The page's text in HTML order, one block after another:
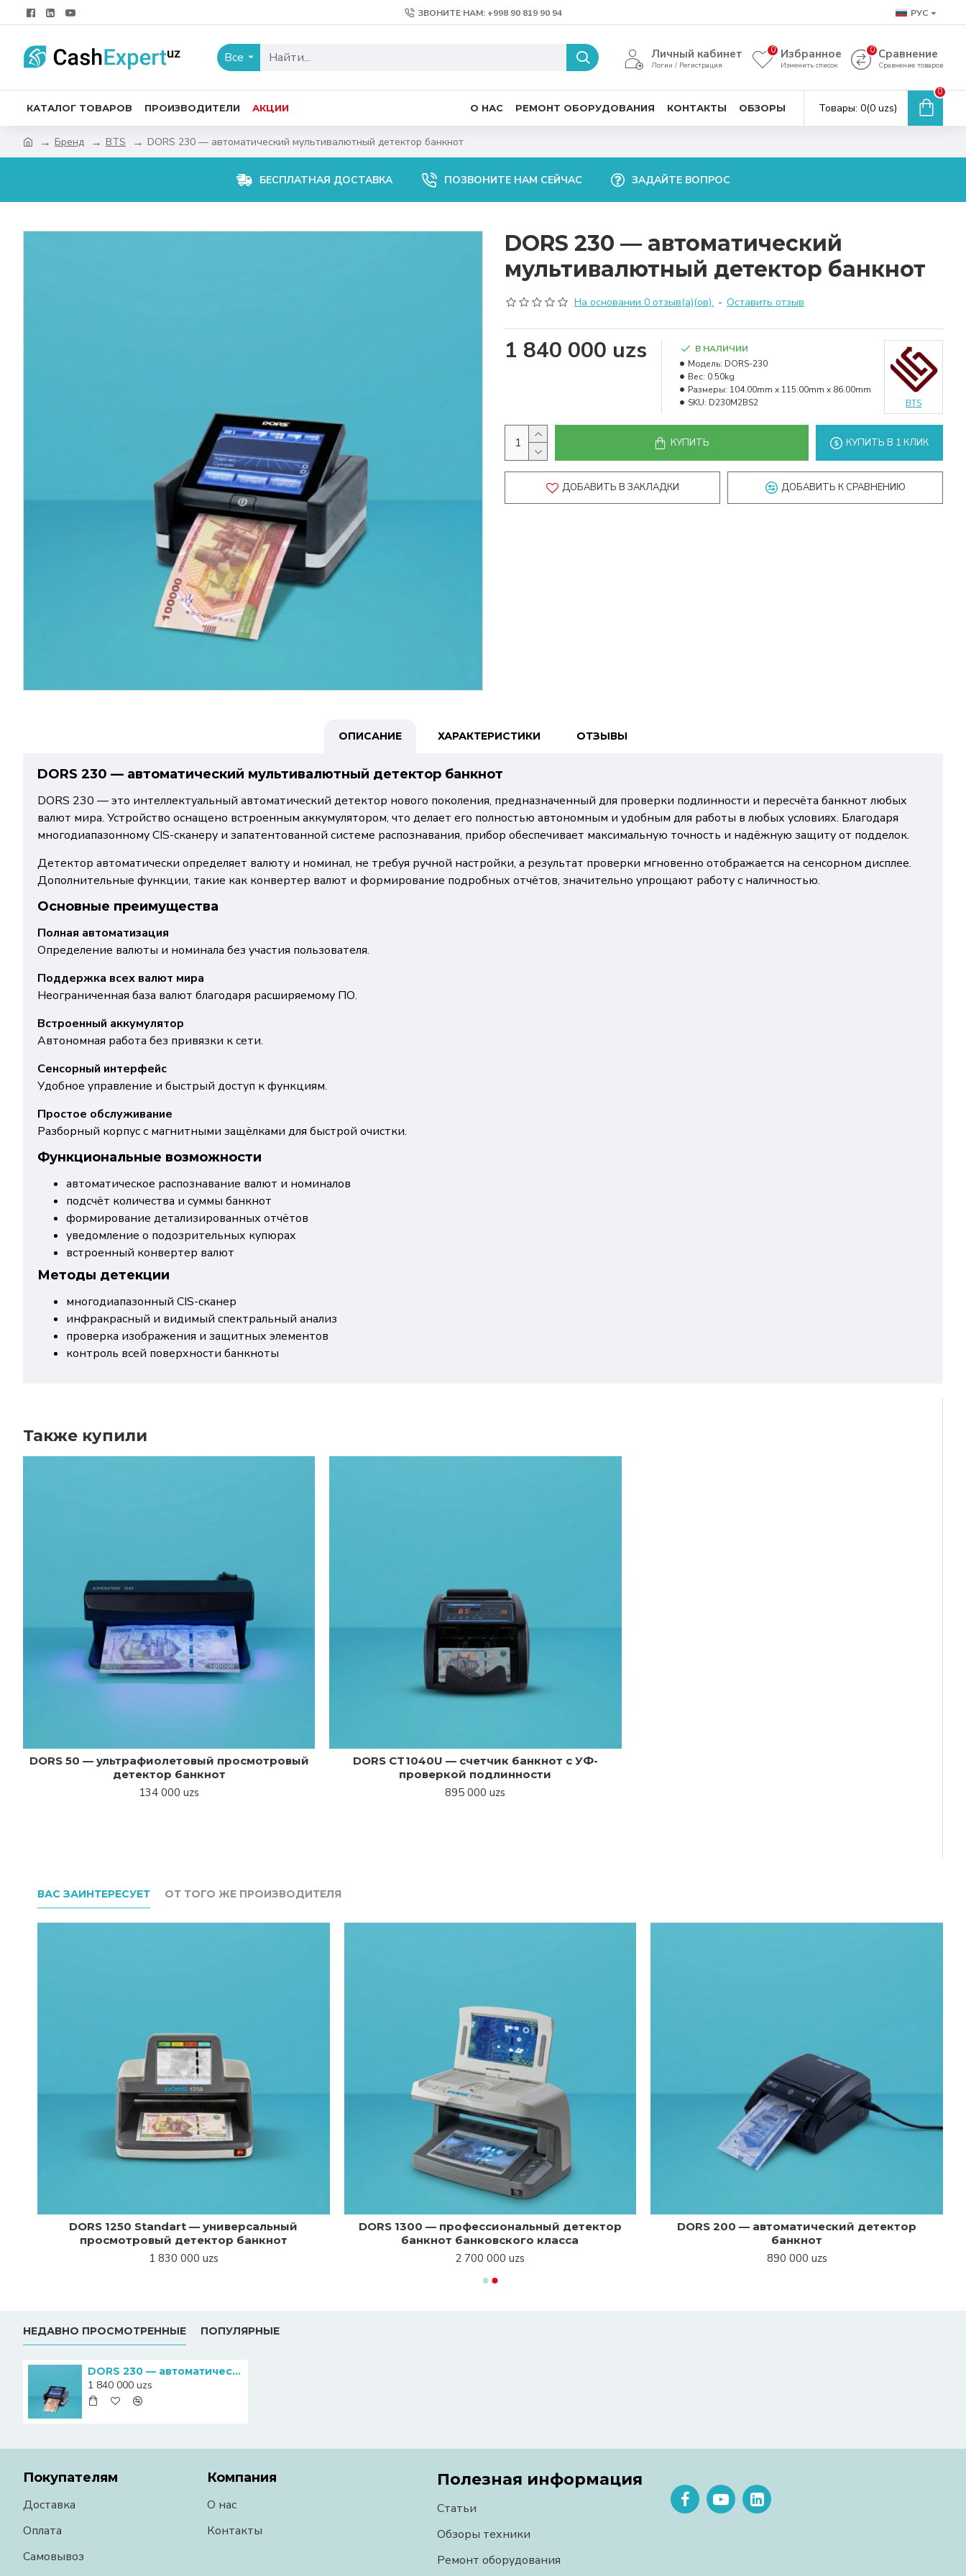
ЗВОНИТЕ НАМ: +998 90 819 90 94 РУС
Все Личный кабинет
Логин / Регистрация
Избранное
Изменить список
0 Сравнение
Сравнение товаров
0
КАТАЛОГ ТОВАРОВ ПРОИЗВОДИТЕЛИ АКЦИИ О НАС РЕМОНТ ОБОРУДОВАНИЯ КОНТАКТЫ ОБЗОРЫ Товары: 0(0 uzs)
0
Бренд BTS DORS 230 — автоматический мультивалютный детектор банкнот
БЕСПЛАТНАЯ ДОСТАВКА ПОЗВОНИТЕ НАМ СЕЙЧАС ЗАДАЙТЕ ВОПРОС
DORS 230 — автоматический
мультивалютный детектор банкнот
На основании 0 отзыв(а)(ов). - Оставить отзыв
1 840 000 uzs
В НАЛИЧИИ
Модель: DORS-230
Вес: 0.50kg
Размеры: 104.00mm x 115.00mm x 86.00mm
SKU: D230M2BS2 BTS
КУПИТЬ КУПИТЬ В 1 КЛИК
ДОБАВИТЬ В ЗАКЛАДКИ ДОБАВИТЬ К СРАВНЕНИЮ
ОПИСАНИЕ ХАРАКТЕРИСТИКИ ОТЗЫВЫ
DORS 230 — автоматический мультивалютный детектор банкнот
DORS 230 — это интеллектуальный автоматический детектор нового поколения, предназначенный для проверки подлинности и пересчёта банкнот любых
валют мира. Устройство оснащено встроенным аккумулятором, что делает его полностью автономным и удобным для работы в любых условиях. Благодаря
многодиапазонному CIS-сканеру и запатентованной системе распознавания, прибор обеспечивает максимальную точность и надёжную защиту от подделок.
Детектор автоматически определяет валюту и номинал, не требуя ручной настройки, а результат проверки мгновенно отображается на сенсорном дисплее.
Дополнительные функции, такие как конвертер валют и формирование подробных отчётов, значительно упрощают работу с наличностью.
Основные преимущества
Полная автоматизация
Определение валюты и номинала без участия пользователя.
Поддержка всех валют мира
Неограниченная база валют благодаря расширяемому ПО.
Встроенный аккумулятор
Автономная работа без привязки к сети.
Сенсорный интерфейс
Удобное управление и быстрый доступ к функциям.
Простое обслуживание
Разборный корпус с магнитными защёлками для быстрой очистки.
Функциональные возможности
автоматическое распознавание валют и номиналов
подсчёт количества и суммы банкнот
формирование детализированных отчётов
уведомление о подозрительных купюрах
встроенный конвертер валют
Методы детекции
многодиапазонный CIS-сканер
инфракрасный и видимый спектральный анализ
проверка изображения и защитных элементов
контроль всей поверхности банкноты
Также купили
DORS 50 — ультрафиолетовый просмотровый
детектор банкнот
134 000 uzs
DORS CT1040U — счетчик банкнот с УФ-
проверкой подлинности
895 000 uzs
ВАС ЗАИНТЕРЕСУЕТ ОТ ТОГО ЖЕ ПРОИЗВОДИТЕЛЯ
DORS 1250 Standart — универсальный
просмотровый детектор банкнот
1 830 000 uzs
DORS 1300 — профессиональный детектор
банкнот банковского класса
2 700 000 uzs
DORS 200 — автоматический детектор
банкнот
890 000 uzs
НЕДАВНО ПРОСМОТРЕННЫЕ ПОПУЛЯРНЫЕ
DORS 230 — автоматический мультивалютный детектор банкнот
1 840 000 uzs
Покупателям
Доставка
Оплата
Самовывоз
Компания
О нас
Контакты
Полезная информация
Статьи
Обзоры техники
Ремонт оборудования